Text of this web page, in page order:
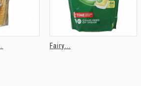
Fairy...